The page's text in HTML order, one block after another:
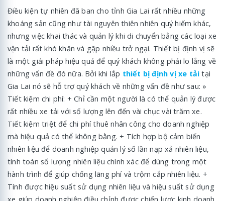
Điều kiện tự nhiên đã ban cho tỉnh Gia Lai rất nhiều những
khoáng sản cũng như tài nguyên thiên nhiên quý hiếm khác,
nhưng việc khai thác và quản lý khi di chuyển bằng các loại xe
vận tải rất khó khăn và gặp nhiều trở ngại. Thiết bị định vị sẽ
là một giải pháp hiệu quả để quý khách không phải lo lắng về
những vấn đề đó nữa. Bởi khi lắp thiết bị định vị xe tải tại
Gia Lai nó sẽ hỗ trợ quý khách về những vấn đề như sau: »
Tiết kiệm chi phí: + Chỉ cần một người là có thể quản lý được
rất nhiều xe tải với số lượng lên đến vài chục vài trăm xe.
Tiết kiệm triệt để chi phí thuê nhân công cho doanh nghiệp
mà hiệu quả có thể không bằng. + Tích hợp bộ cảm biến
nhiên liệu để doanh nghiệp quản lý số lần nạp xả nhiên liệu,
tính toán số lượng nhiên liệu chính xác để dùng trong một
hành trình để giúp chống lãng phí và trộm cắp nhiên liệu. +
Tính được hiệu suất sử dụng nhiên liệu và hiệu suất sử dụng